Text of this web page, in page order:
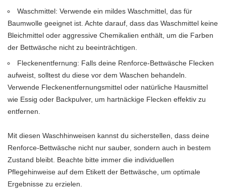
Waschmittel: Verwende ein mildes Waschmittel, das für
Baumwolle geeignet ist. Achte darauf, dass das Waschmittel keine
Bleichmittel oder aggressive Chemikalien enthält, um die Farben
der Bettwäsche nicht zu beeinträchtigen.
Fleckenentfernung: Falls deine Renforce-Bettwäsche Flecken
aufweist, solltest du diese vor dem Waschen behandeln.
Verwende Fleckenentfernungsmittel oder natürliche Hausmittel
wie Essig oder Backpulver, um hartnäckige Flecken effektiv zu
entfernen.
Mit diesen Waschhinweisen kannst du sicherstellen, dass deine
Renforce-Bettwäsche nicht nur sauber, sondern auch in bestem
Zustand bleibt. Beachte bitte immer die individuellen
Pflegehinweise auf dem Etikett der Bettwäsche, um optimale
Ergebnisse zu erzielen.